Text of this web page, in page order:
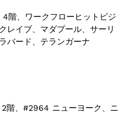
階、ワークフローヒットビジ
レイブ、マダプール、サーリ
バード、テランガーナ
階、#2964 ニューヨーク、ニ